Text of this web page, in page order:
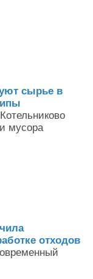
сырье в
мусора
отходов